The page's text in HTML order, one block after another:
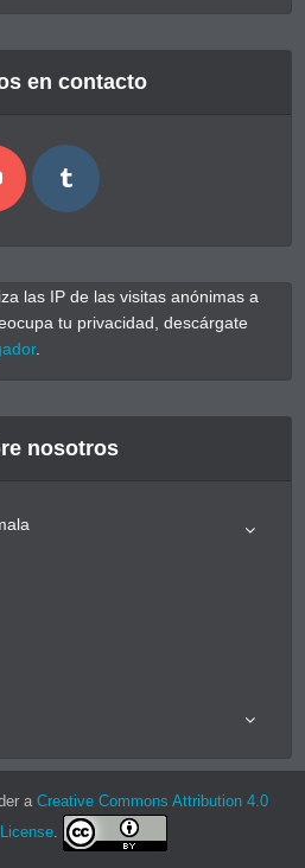
en contacto
las IP de las visitas anónimas a
tu privacidad, descárgate
.
nosotros
a Creative Commons Attribution 4.0